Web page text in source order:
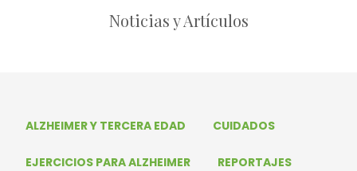
Noticias y Artículos
ALZHEIMER Y TERCERA EDAD CUIDADOS
EJERCICIOS PARA ALZHEIMER REPORTAJES